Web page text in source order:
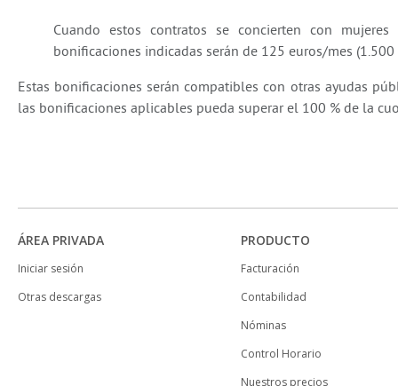
Cuando estos contratos se concierten con
bonificaciones indicadas serán de 125 euros/mes
Estas bonificaciones serán compatibles con otras ayudas
las bonificaciones aplicables pueda superar el 100 % de la
ÁREA PRIVADA
Iniciar sesión
Otras descargas
PRODUCTO
Facturación
Contabilidad
Nóminas
Control Horario
Nuestros precios